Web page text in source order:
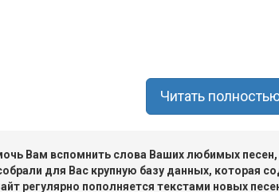
Читать
Вам вспомнить слова Ваших любимых песен,
для Вас крупную базу данных, которая
регулярно пополняется текстами новых